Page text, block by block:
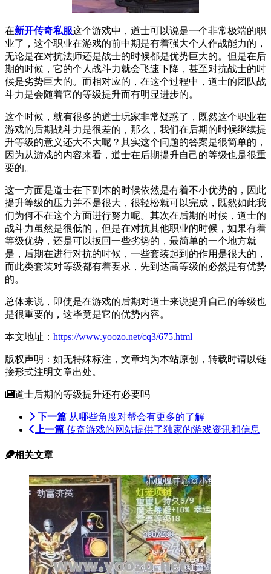
在新开传奇私服这个游戏中，道士可以说是一个非常极端的职
业了，这个职业在游戏的前中期是有着强大个人作战能力的，
无论是在对抗法师还是战士的时候都是优势巨大的。但是在后
期的时候，它的个人战斗力就会飞速下降，甚至对抗战士的时
候是劣势巨大的。而相对应的，在这个过程中，道士的团队战
斗力是会随着它的等级提升而有明显进步的。
这个时候，就有很多的道士玩家非常疑惑了，既然这个职业在
游戏的后期战斗力是很差的，那么，我们在后期的时候继续提
升等级的意义还大不大呢？其实这个问题的答案是很简单的，
因为从游戏的内容来看，道士在后期提升自己的等级也是很重
要的。
这一方面是道士在下副本的时候依然是有着不小优势的，因此
提升等级的压力并不是很大，很轻松就可以完成，既然如此我
们为何不在这个方面进行努力呢。其次在后期的时候，道士的
战斗力虽然是很低的，但是在对抗其他职业的时候，如果有着
等级优势，还是可以扳回一些劣势的，最简单的一个地方就
是，后期在进行对抗的时候，一些套装起到的作用是很大的，
而此类套装对等级都有着要求，先到达高等级的必然是有优势
的。
总体来说，即使是在游戏的后期对道士来说提升自己的等级也
是很重要的，这毕竟是它的优势内容。
本文地址： https://www.yoozo.net/cq3/675.html
版权声明：如无特殊标注，文章均为本站原创，转载时请以链
接形式注明文章出处。
道士后期的等级提升还有必要吗
下一篇 从哪些角度对帮会有更多的了解
上一篇 传奇游戏的网站提供了独家的游戏资讯和信息
相关文章